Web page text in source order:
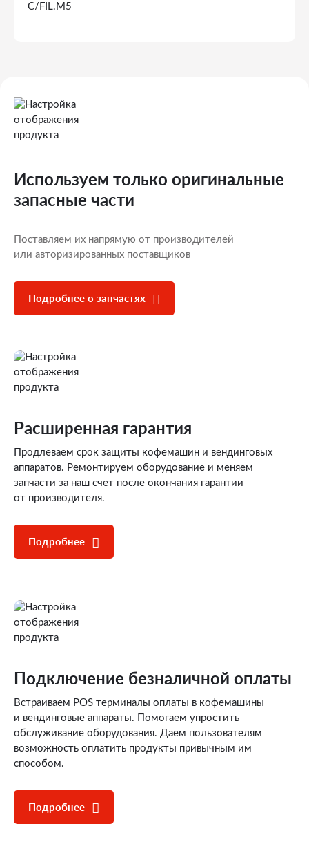
Используем только оригинальные
запасные части
Поставляем их напрямую от производителей
или авторизированных поставщиков
Подробнее о запчастях
Расширенная гарантия
Продлеваем срок защиты кофемашин и вендинговых
аппаратов. Ремонтируем оборудование и меняем
запчасти за наш счет после окончания гарантии
от производителя.
Подробнее
Подключение безналичной оплаты
Встраиваем POS терминалы оплаты в кофемашины
и вендинговые аппараты. Помогаем упростить
обслуживание оборудования. Даем пользователям
возможность оплатить продукты привычным им
способом.
Подробнее